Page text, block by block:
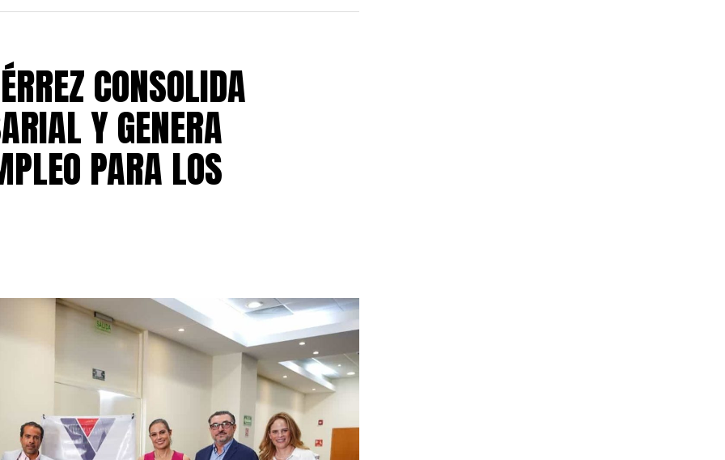
CONSOLIDA
Y GENERA
PARA LOS